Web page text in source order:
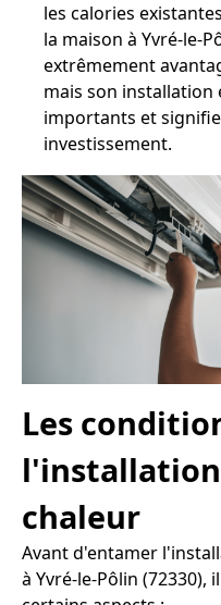
les calories
la maison à Yvré-le-
extrêmement
mais son installation
importants et
investissement.
Les
chaleur
Avant d'entamer
à Yvré-le-Pôlin